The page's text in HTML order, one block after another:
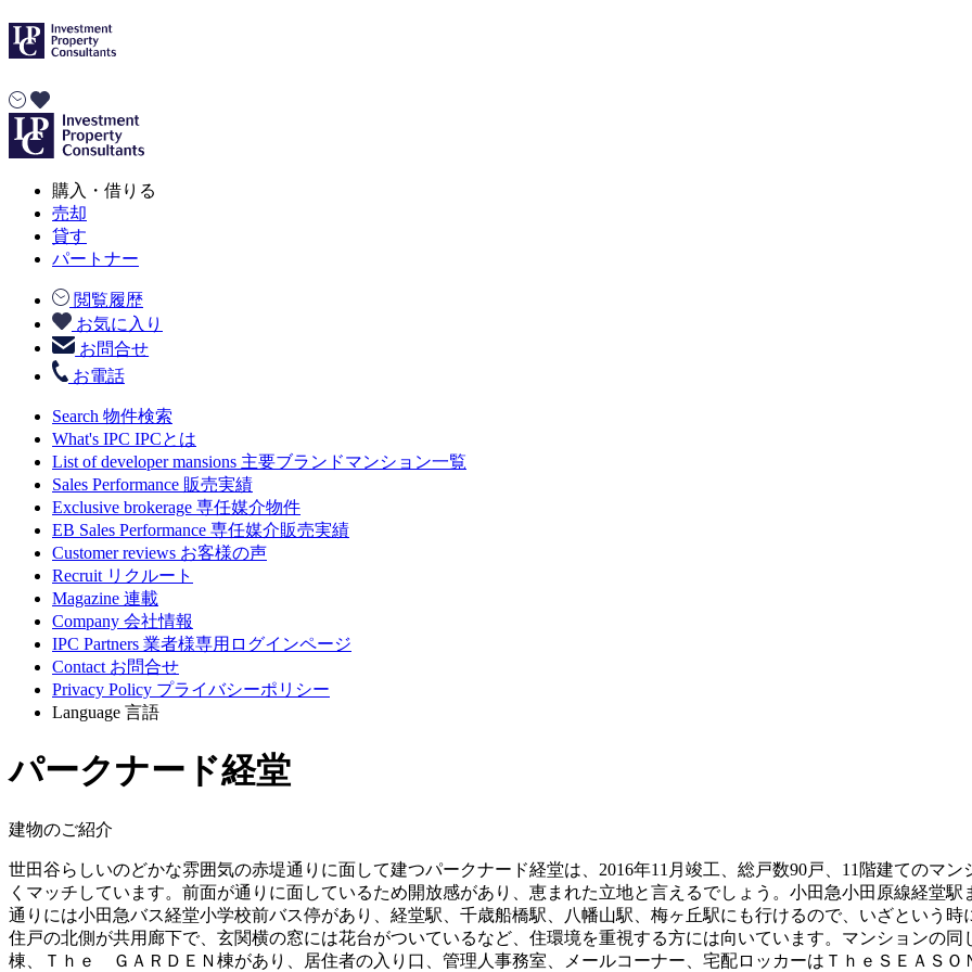
購入・借りる
売却
貸す
パートナー
閲覧履歴
お気に入り
お問合せ
お電話
Search 物件検索
What's IPC IPCとは
List of developer mansions 主要ブランドマンション一覧
Sales Performance 販売実績
Exclusive brokerage 専任媒介物件
EB Sales Performance 専任媒介販売実績
Customer reviews お客様の声
Recruit リクルート
Magazine 連載
Company 会社情報
IPC Partners 業者様専用ログインページ
Contact お問合せ
Privacy Policy プライバシーポリシー
Language 言語
パークナード経堂
建物のご紹介
世田谷らしいのどかな雰囲気の赤堤通りに面して建つパークナード経堂は、2016年11月竣工、総戸数90戸、11階建てのマ
くマッチしています。前面が通りに面しているため開放感があり、恵まれた立地と言えるでしょう。小田急小田原線経堂
通りには小田急バス経堂小学校前バス停があり、経堂駅、千歳船橋駅、八幡山駅、梅ヶ丘駅にも行けるので、いざという時
住戸の北側が共用廊下で、玄関横の窓には花台がついているなど、住環境を重視する方には向いています。マンション
棟、Ｔｈｅ ＧＡＲＤＥＮ棟があり、居住者の入り口、管理人事務室、メールコーナー、宅配ロッカーはＴｈｅＳＥＡＳ